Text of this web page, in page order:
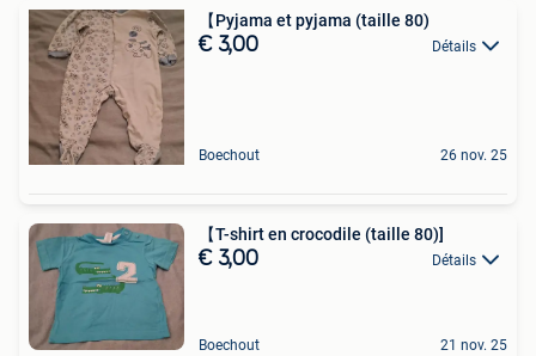
【Pyjama et pyjama (taille 80)
€ 3,00 Détails
Boechout 26 nov. 25
【T-shirt en crocodile (taille 80)]
€ 3,00 Détails
Boechout 21 nov. 25